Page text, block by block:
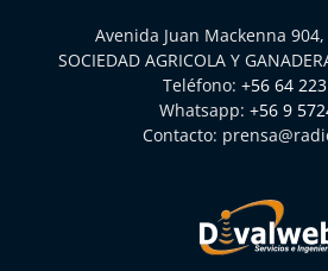
Avenida Juan Mackenna
SOCIEDAD AGRICOLA Y
Teléfono: +56 64
Whatsapp: +56 9
Contacto: